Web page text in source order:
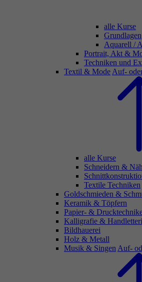
alle Kurse
Grundlagen
Aquarell /
Portrait, Akt &
Techniken und
Textil & Mode Auf-
alle Kurse
Schneidern &
Textile Techniken
Goldschmieden &
Keramik & Töpfern
Papier- &
Kalligrafie &
Bildhauerei
Holz & Metall
Musik & Singen Auf-